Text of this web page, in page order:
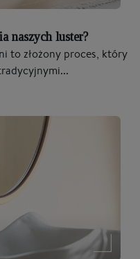
naszych luster?
to złożony proces, który